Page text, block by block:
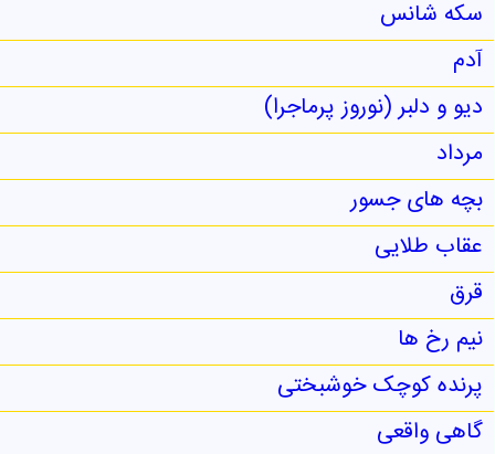
سکه شانس
آدم
دیو و دلبر (نوروز پرماجرا)
مرداد
بچه های جسور
عقاب طلایی
قرق
نیم رخ ها
پرنده کوچک خوشبختی
گاهی واقعی